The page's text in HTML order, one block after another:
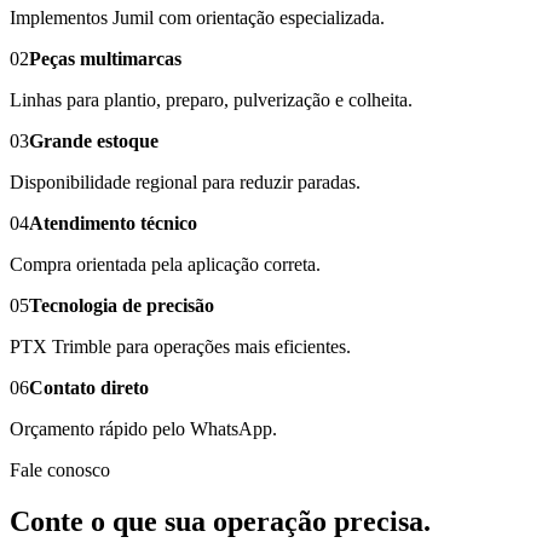
Implementos Jumil com orientação especializada.
02Peças multimarcas
Linhas para plantio, preparo, pulverização e colheita.
03Grande estoque
Disponibilidade regional para reduzir paradas.
04Atendimento técnico
Compra orientada pela aplicação correta.
05Tecnologia de precisão
PTX Trimble para operações mais eficientes.
06Contato direto
Orçamento rápido pelo WhatsApp.
Fale conosco
Conte o que sua operação precisa.